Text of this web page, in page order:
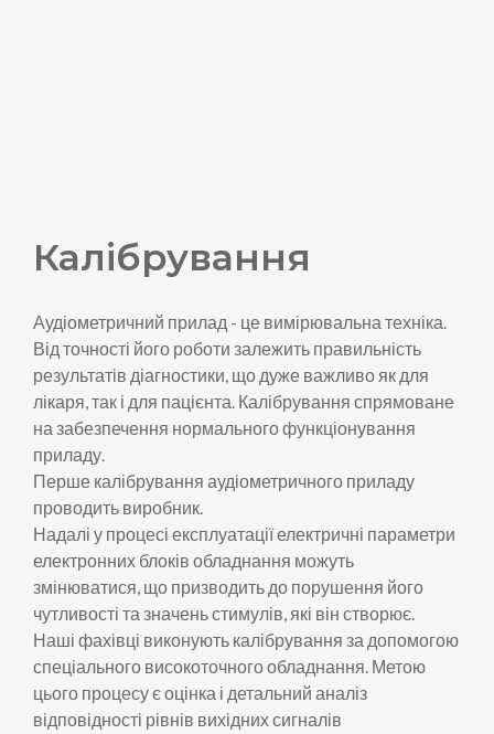
Калібрування
Аудіометричний прилад - це вимірювальна техніка.
Від точності його роботи залежить правильність
результатів діагностики, що дуже важливо як для
лікаря, так і для пацієнта. Калібрування спрямоване
на забезпечення нормального функціонування
приладу.
Перше калібрування аудіометричного приладу
проводить виробник.
Надалі у процесі експлуатації електричні параметри
електронних блоків обладнання можуть
змінюватися, що призводить до порушення його
чутливості та значень стимулів, які він створює.
Наші фахівці виконують калібрування за допомогою
спеціального високоточного обладнання. Метою
цього процесу є оцінка і детальний аналіз
відповідності рівнів вихідних сигналів